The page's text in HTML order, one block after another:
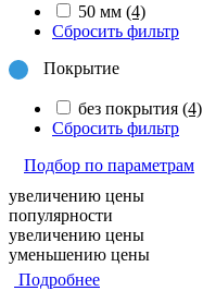
50 мм (4)
Сбросить фильтр
Покрытие
без покрытия (4)
Сбросить фильтр
Подбор по параметрам
увеличению цены
популярности
увеличению цены
уменьшению цены
Подробнее